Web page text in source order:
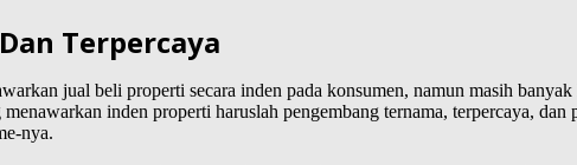
Terpercaya
jual beli properti secara inden pada konsumen, namun masih
inden properti haruslah pengembang ternama, terpercaya,
nya.